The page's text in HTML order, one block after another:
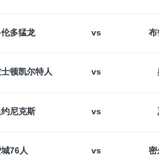
伦多猛龙 vs 布
顿凯尔特人 vs
尼克斯 vs
76人 vs 密